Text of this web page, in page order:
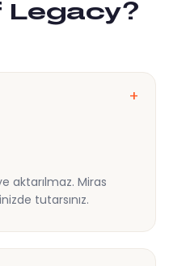
Legacy?
+
aktarılmaz. Miras
tutarsınız.